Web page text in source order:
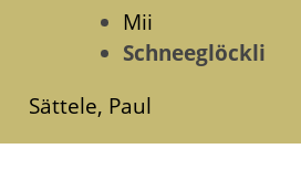
Mii
Schneeglöckli
Sättele, Paul